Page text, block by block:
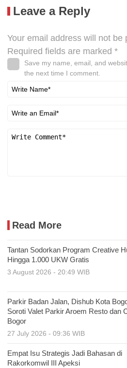
Leave a Reply
Your email address will not be
Required fields are marked *
Save my name, email, and
the next time I comment.
Read More
Tantan Sodorkan Program Creative
Hingga 1.000 UKW Gratis
3 August 2026 - 20:49 WIB
Parkir Badan Jalan, Dishub Kota
Soroti Valet Parkir Aroem Resto dan
Bogor
27 July 2026 - 09:36 WIB
Empat Isu Strategis Jadi Bahasan di
Rakorkomwil III Apeksi